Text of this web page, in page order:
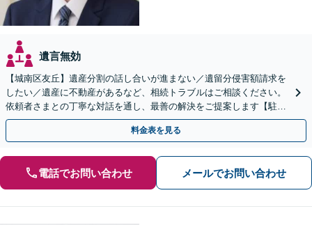
遺言無効
【城南区友丘】遺産分割の話し合いが進まない／遺留分侵害額請求を
したい／遺産に不動産があるなど、相続トラブルはご相談ください。
依頼者さまとの丁寧な対話を通し、最善の解決をご提案します【駐車
場あり】【バス停目の前】
料金表を見る
電話でお問い合わせ メールでお問い合わせ